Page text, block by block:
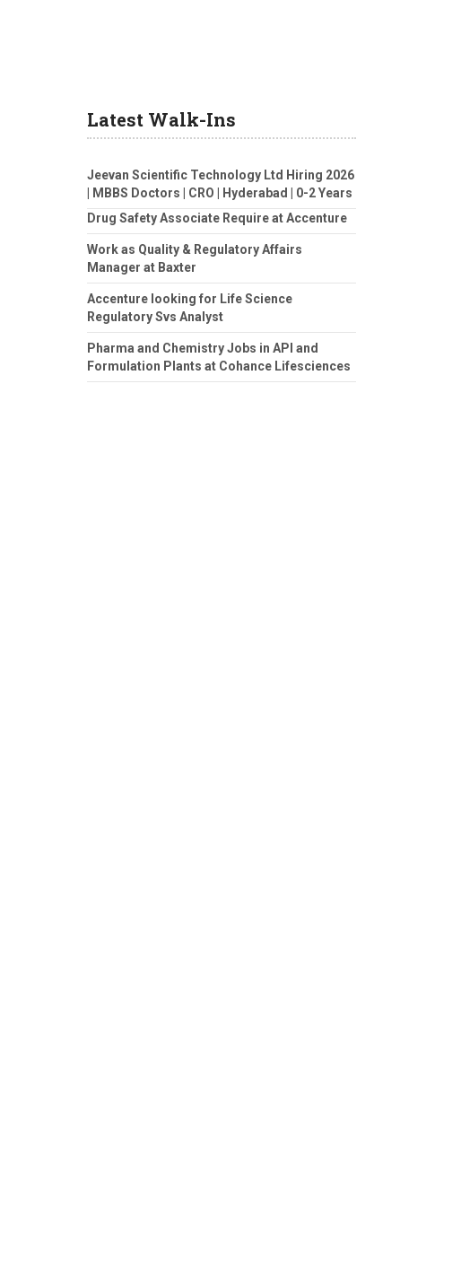
Latest Walk-Ins
Jeevan Scientific Technology Ltd Hiring 2026
| MBBS Doctors | CRO | Hyderabad | 0-2 Years
Drug Safety Associate Require at Accenture
Work as Quality & Regulatory Affairs
Manager at Baxter
Accenture looking for Life Science
Regulatory Svs Analyst
Pharma and Chemistry Jobs in API and
Formulation Plants at Cohance Lifesciences